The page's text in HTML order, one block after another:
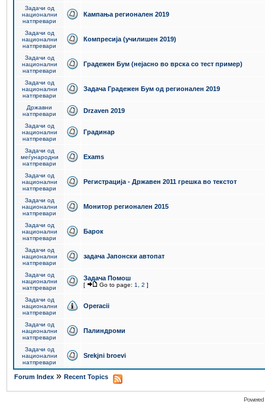
Задачи од
национални
натпревари
Кампања регионален 2019
Задачи од
национални
натпревари
Компресија (училишен 2019)
Задачи од
национални
натпревари
Градежен Бум (нејасно во врска со тест пример)
Задачи од
национални
натпревари
Задача Градежен Бум од регионален 2019
Државни
натпревари
Drzaven 2019
Задачи од
национални
натпревари
Градинар
Задачи од
меѓународни
натпревари
Exams
Задачи од
национални
натпревари
Регистрација - Државен 2011 грешка во текстот
Задачи од
национални
натпревари
Монитор регионален 2015
Задачи од
национални
натпревари
Барок
Задачи од
национални
натпревари
задача Јапонски автопат
Задачи од
национални
натпревари
Задача Помош
[ Go to page: 1 2 ]
Задачи од
национални
натпревари
Operacii
Задачи од
национални
натпревари
Палиндроми
Задачи од
национални
натпревари
Srekjni broevi
Forum Index » Recent Topics